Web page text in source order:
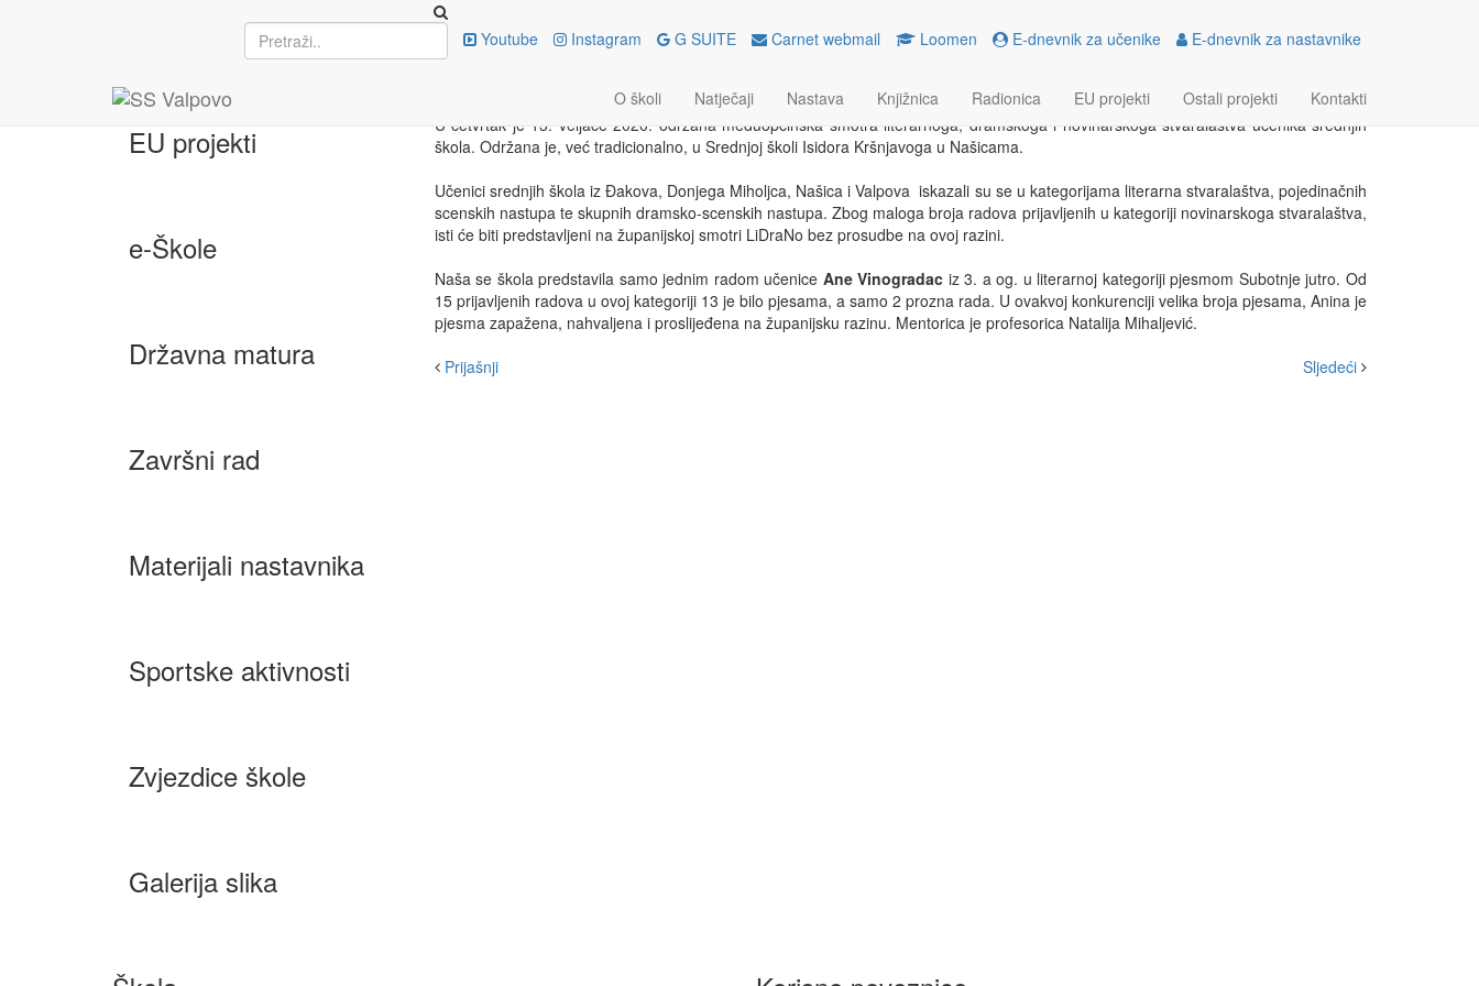
Youtube Instagram G SUITE Carnet webmail Loomen E-dnevnik za učenike E-dnevnik za nastavnike
O školi Natječaji Nastava Knjižnica Radionica EU projekti Ostali projekti Kontakti
EU projekti
e-Škole
Državna matura
Završni rad
Materijali nastavnika
Sportske aktivnosti
Zvjezdice škole
Galerija slika
MEĐUOPĆINSKI LIDRANO
U četvrtak je 13. veljače 2020. održana međuopćinska smotra literarnoga, dramskoga i novinarskoga stvaralaštva učenika srednjih
škola. Održana je, već tradicionalno, u Srednjoj školi Isidora Kršnjavoga u Našicama.
Učenici srednjih škola iz Đakova, Donjega Miholjca, Našica i Valpova iskazali su se u kategorijama literarna stvaralaštva, pojedinačnih
scenskih nastupa te skupnih dramsko-scenskih nastupa. Zbog maloga broja radova prijavljenih u kategoriji novinarskoga stvaralaštva,
isti će biti predstavljeni na županijskoj smotri LiDraNo bez prosudbe na ovoj razini.
Naša se škola predstavila samo jednim radom učenice Ane Vinogradac iz 3. a og. u literarnoj kategoriji pjesmom Subotnje jutro. Od
15 prijavljenih radova u ovoj kategoriji 13 je bilo pjesama, a samo 2 prozna rada. U ovakvoj konkurenciji velika broja pjesama, Anina je
pjesma zapažena, nahvaljena i proslijeđena na županijsku razinu. Mentorica je profesorica Natalija Mihaljević.
Prijašnji
Sljedeći